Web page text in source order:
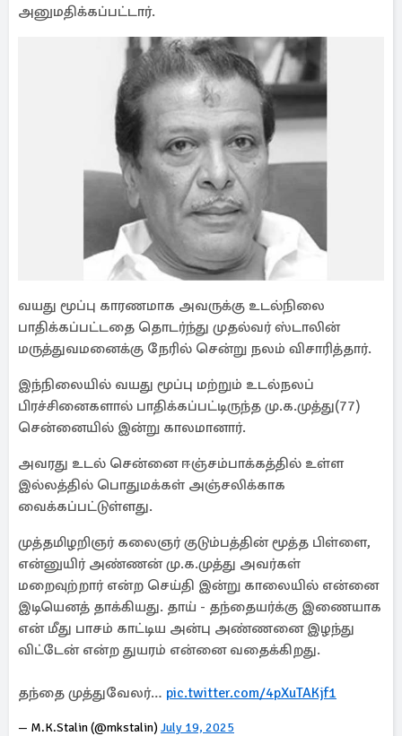
அனுமதிக்கப்பட்டார்.
வயது மூப்பு காரணமாக அவருக்கு உடல்நிலை
பாதிக்கப்பட்டதை தொடர்ந்து முதல்வர் ஸ்டாலின்
மருத்துவமனைக்கு நேரில் சென்று நலம் விசாரித்தார்.
இந்நிலையில் வயது மூப்பு மற்றும் உடல்நலப்
பிரச்சினைகளால் பாதிக்கப்பட்டிருந்த மு.க.முத்து(77)
சென்னையில் இன்று காலமானார்.
அவரது உடல் சென்னை ஈஞ்சம்பாக்கத்தில் உள்ள
இல்லத்தில் பொதுமக்கள் அஞ்சலிக்காக
வைக்கப்பட்டுள்ளது.
முத்தமிழறிஞர் கலைஞர் குடும்பத்தின் மூத்த பிள்ளை,
என்னுயிர் அண்ணன் மு.க.முத்து அவர்கள்
மறைவுற்றார் என்ற செய்தி இன்று காலையில் என்னை
இடியெனத் தாக்கியது. தாய் - தந்தையர்க்கு இணையாக
என் மீது பாசம் காட்டிய அன்பு அண்ணனை இழந்து
விட்டேன் என்ற துயரம் என்னை வதைக்கிறது.
தந்தை முத்துவேலர்… pic.twitter.com/4pXuTAKjf1
— M.K.Stalin (@mkstalin) July 19, 2025